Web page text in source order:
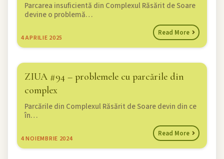
4 APRILIE 2025
Parcarea insuficientă din Complexul Răsărit de Soare
devine o problemă…
Read More
ZIUA #94 – problemele cu parcările din
complex
4 NOIEMBRIE 2024
Parcările din Complexul Răsărit de Soare devin din ce
în…
Read More